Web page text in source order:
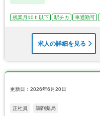
残業月10ｈ以下 駅チカ 車通勤可
求人の詳細を見る
更新日：2026年6月20日
正社員 調剤薬局